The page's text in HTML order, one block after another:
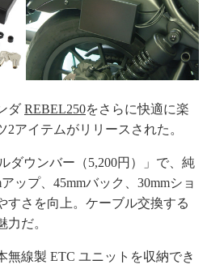
ダREBEL250をさらに快適に楽
2アイテムがリリースされた。
ダウンバー（5,200円）」で、純
ップ、45mmバック、30mmショ
すさを向上。ケーブル交換する
力だ。
無線製 ETC ユニットを収納でき